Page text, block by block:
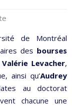
de Montréal
des bourses
Valérie Levacher,
ainsi qu’Audrey
au doctorat
chacune une